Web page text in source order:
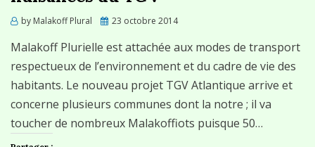
by Malakoff Plural
Posted
23 octobre 2014
Malakoff Plurielle est attachée aux modes de transport
respectueux de l’environnement et du cadre de vie des
habitants. Le nouveau projet TGV Atlantique arrive et
concerne plusieurs communes dont la notre ; il va
toucher de nombreux Malakoffiots puisque 50…